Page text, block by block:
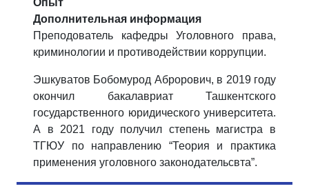
Дополнительная информация
Преподователь кафедры Уголовного права,
криминологии и противодействии коррупции.
Эшкуватов Бобомурод Аброрович, в 2019 году
окончил бакалавриат Ташкентского
государственного юридического университета.
А в 2021 году получил степень магистра в
ТГЮУ по направлению “Теория и практика
применения уголовного законодательсвта”.